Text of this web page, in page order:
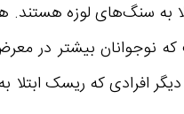
سنگ‌های لوزه هستند.
نوجوانان بیشتر در
افرادی که ریسک ابتلا